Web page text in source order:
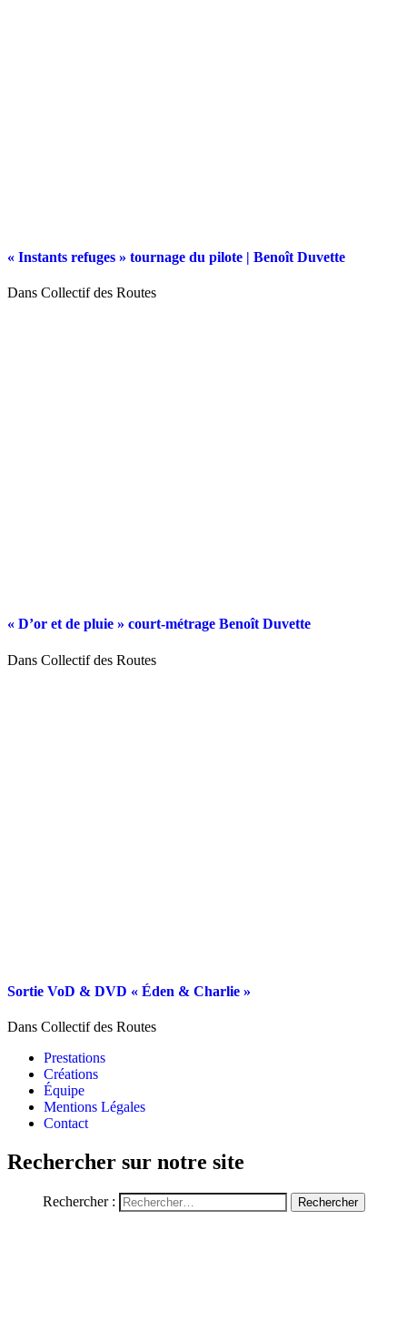
« Instants refuges » tournage du pilote | Benoît Duvette
Dans Collectif des Routes
« D’or et de pluie » court-métrage Benoît Duvette
Dans Collectif des Routes
Sortie VoD & DVD « Éden & Charlie »
Dans Collectif des Routes
Prestations
Créations
Équipe
Mentions Légales
Contact
Rechercher sur notre site
Rechercher :